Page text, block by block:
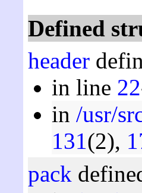
Defined
header
in line 22
in /usr/
131(2),
pack